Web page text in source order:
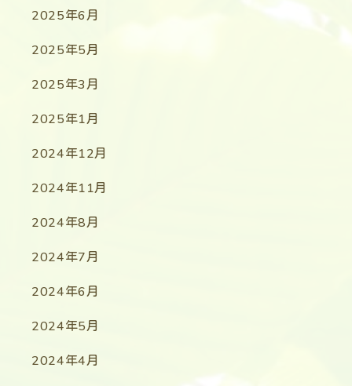
2025年6月
2025年5月
2025年3月
2025年1月
2024年12月
2024年11月
2024年8月
2024年7月
2024年6月
2024年5月
2024年4月